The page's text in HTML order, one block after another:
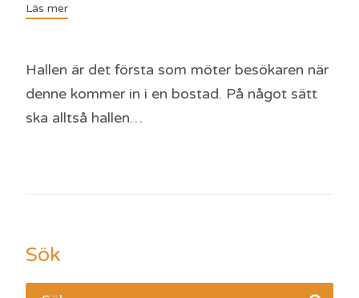
Läs mer
Hallen är det första som möter besökaren när
denne kommer in i en bostad. På något sätt
ska alltså hallen…
Sök